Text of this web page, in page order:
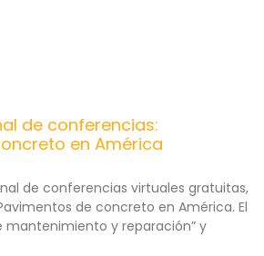
de conferencias:
en América
de conferencias virtuales gratuitas,
de concreto en América. El
mantenimiento y reparación” y